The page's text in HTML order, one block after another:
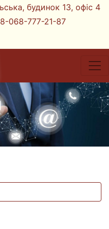
будинок 13, офіс 4
068-777-21-87